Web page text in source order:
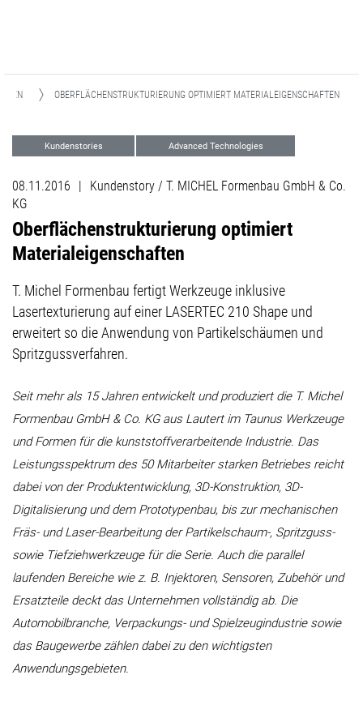
OBERFLÄCHENSTRUKTURIERUNG OPTIMIERT MATERIALEIGENSCHAFTEN
Kundenstories Advanced Technologies
08.11.2016 |
Kundenstory / T. MICHEL Formenbau GmbH & Co.
KG
Oberflächenstrukturierung optimiert
Materialeigenschaften
T. Michel Formenbau fertigt Werkzeuge inklusive
Lasertexturierung auf einer LASERTEC 210 Shape und
erweitert so die Anwendung von Partikelschäumen und
Spritzgussverfahren.
Seit mehr als 15 Jahren entwickelt und produziert die T. Michel
Formenbau GmbH & Co. KG aus Lautert im Taunus Werkzeuge
und Formen für die kunststoffverarbeitende Industrie. Das
Leistungsspektrum des 50 Mitarbeiter starken Betriebes reicht
dabei von der Produktentwicklung, 3D-Konstruktion, 3D-
Digitalisierung und dem Prototypenbau, bis zur mechanischen
Fräs- und Laser-Bearbeitung der Partikelschaum-, Spritzguss-
sowie Tiefziehwerkzeuge für die Serie. Auch die parallel
laufenden Bereiche wie z. B. Injektoren, Sensoren, Zubehör und
Ersatzteile deckt das Unternehmen vollständig ab. Die
Automobilbranche, Verpackungs- und Spielzeugindustrie sowie
das Baugewerbe zählen dabei zu den wichtigsten
Anwendungsgebieten.